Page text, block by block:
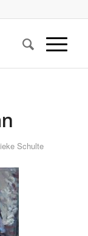
Schulte